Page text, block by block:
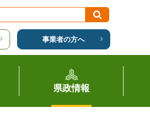
事業者の方へ
県政情報